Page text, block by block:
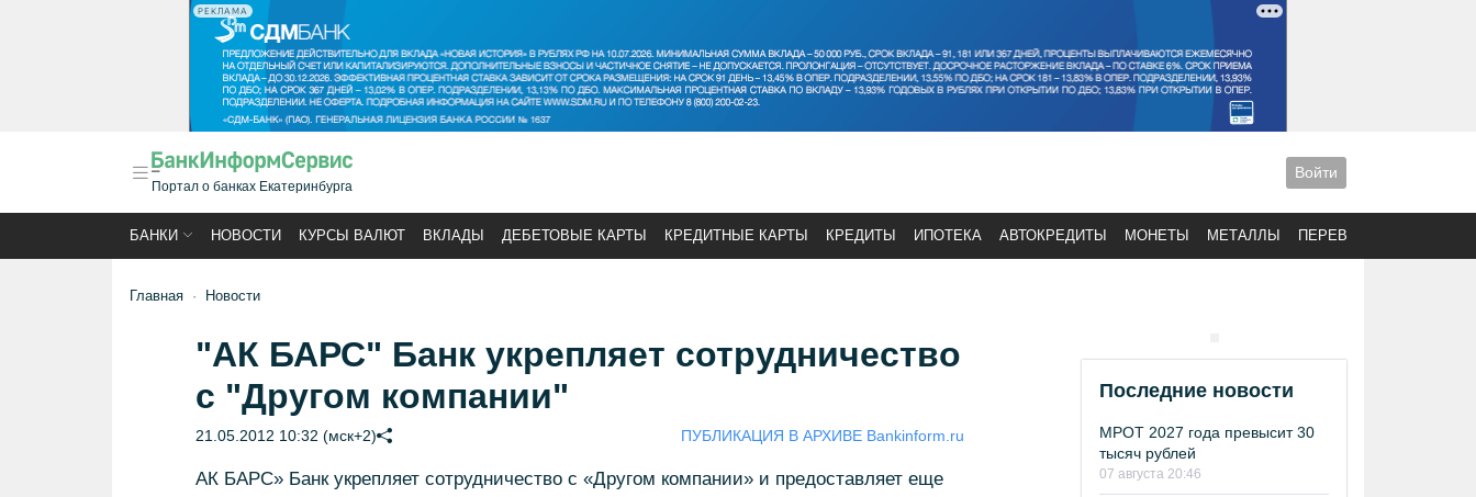
РЕКЛАМА
Портал о банках Екатеринбурга
Войти
БАНКИ НОВОСТИ КУРСЫ ВАЛЮТ ВКЛАДЫ ДЕБЕТОВЫЕ КАРТЫ КРЕДИТНЫЕ КАРТЫ КРЕДИТЫ ИПОТЕКА АВТОКРЕДИТЫ МОНЕТЫ МЕТАЛЛЫ ПЕРЕВОДЫ
Главная Новости
"АК БАРС" Банк укрепляет сотрудничество
с "Другом компании"
21.05.2012 10:32 (мск+2) ПУБЛИКАЦИЯ В АРХИВЕ Bankinform.ru
АК БАРС» Банк укрепляет сотрудничество с «Другом компании» и предоставляет еще
Последние новости
МРОТ 2027 года превысит 30
тысяч рублей
07 августа 20:46